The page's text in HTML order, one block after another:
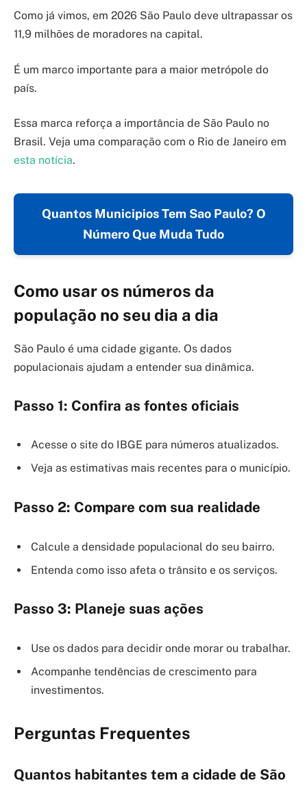
Como já vimos, em 2026 São Paulo deve ultrapassar os
11,9 milhões de moradores na capital.
É um marco importante para a maior metrópole do
país.
Essa marca reforça a importância de São Paulo no
Brasil. Veja uma comparação com o Rio de Janeiro em
esta notícia.
Quantos Municipios Tem Sao Paulo? O
Número Que Muda Tudo
Como usar os números da
população no seu dia a dia
São Paulo é uma cidade gigante. Os dados
populacionais ajudam a entender sua dinâmica.
Passo 1: Confira as fontes oficiais
Acesse o site do IBGE para números atualizados.
Veja as estimativas mais recentes para o município.
Passo 2: Compare com sua realidade
Calcule a densidade populacional do seu bairro.
Entenda como isso afeta o trânsito e os serviços.
Passo 3: Planeje suas ações
Use os dados para decidir onde morar ou trabalhar.
Acompanhe tendências de crescimento para
investimentos.
Perguntas Frequentes
Quantos habitantes tem a cidade de São